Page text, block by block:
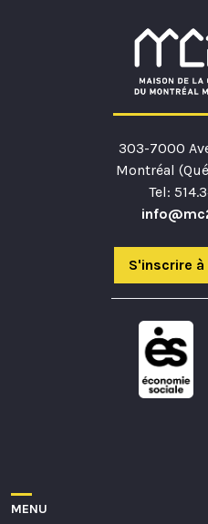
303-7000
Montréal
Tel:
S'inscrire
MENU